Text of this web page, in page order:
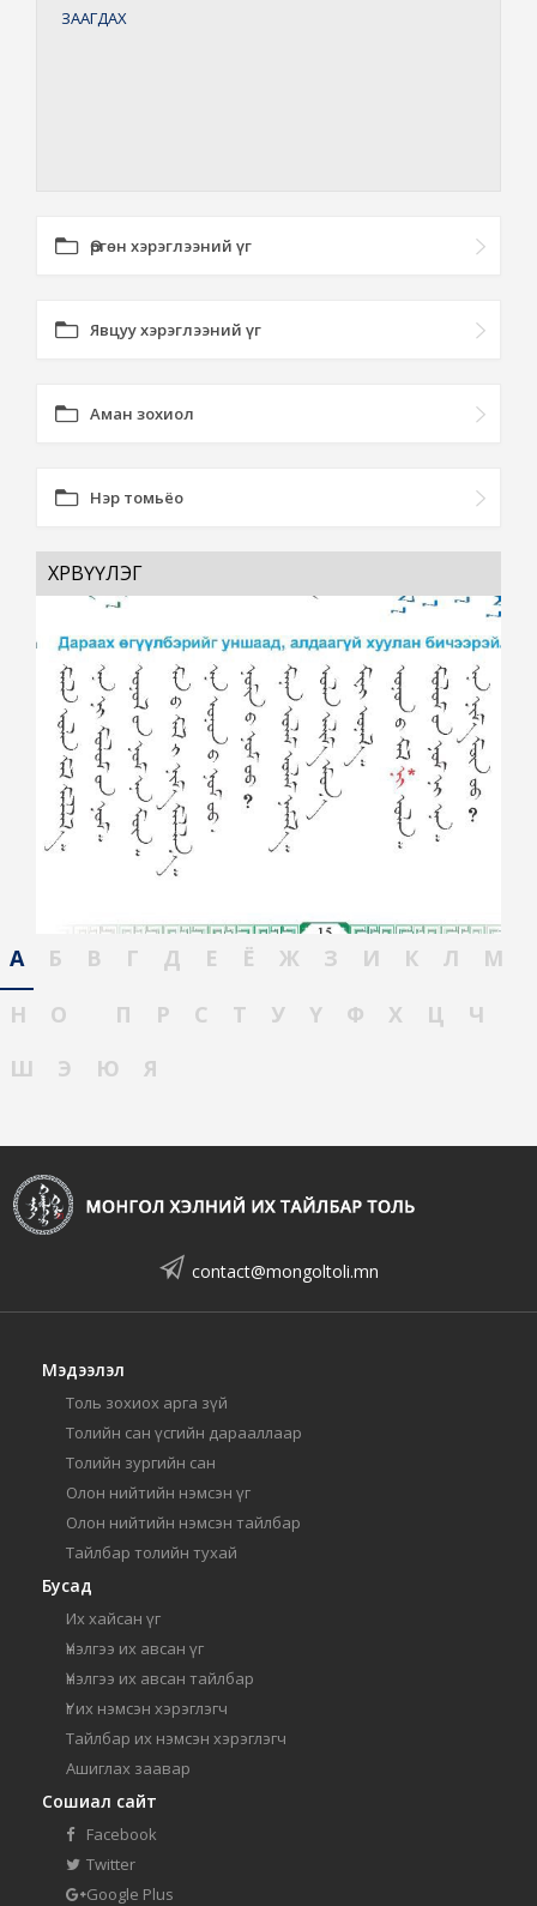
ЗААГДАХ
Өргөн хэрэглээний үг
Явцуу хэрэглээний үг
Аман зохиол
Нэр томьёо
ХӨРВҮҮЛЭГ
А Б В Г Д Е Ё Ж З И К Л
М
Н
О П Р С Т У Ү Ф Х Ц
Ч
Ш
Э Ю Я
contact@mongoltoli.mn
Мэдээлэл
Толь зохиох арга зүй
Толийн сан үсгийн дарааллаар
Толийн зургийн сан
Олон нийтийн нэмсэн үг
Олон нийтийн нэмсэн тайлбар
Тайлбар толийн тухай
Бусад
Их хайсан үг
Үнэлгээ их авсан үг
Үнэлгээ их авсан тайлбар
Үг их нэмсэн хэрэглэгч
Тайлбар их нэмсэн хэрэглэгч
Ашиглах заавар
Сошиал сайт
Facebook
Twitter
Google Plus